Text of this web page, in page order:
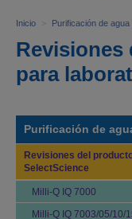
Inicio > Purificación de agua
Revisiones
para
Purificación de
Revisiones del
SelectScience
Milli-Q IQ 7000
Milli-Q IQ 7003/05/10/